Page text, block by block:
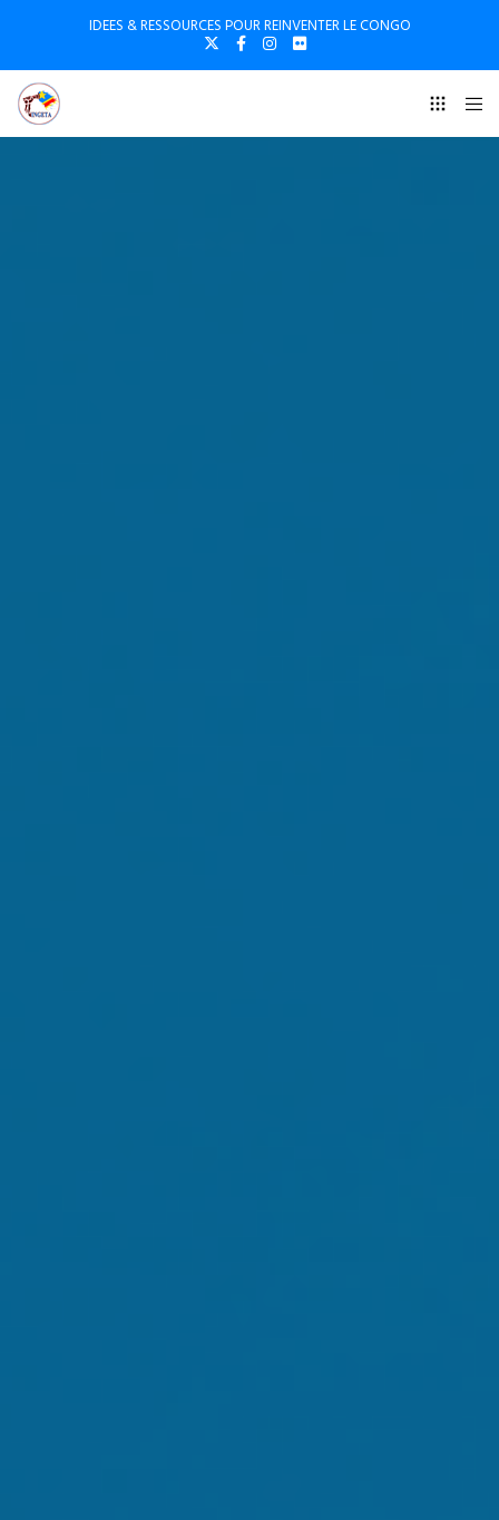
IDEES & RESSOURCES POUR REINVENTER LE CONGO